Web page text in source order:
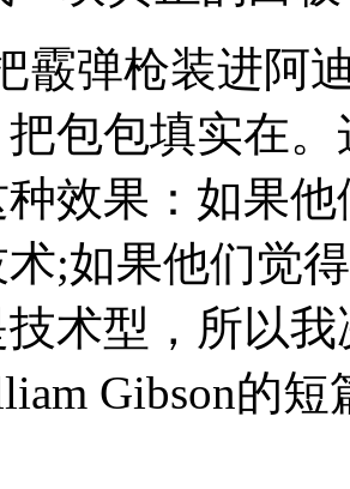
弹枪装进阿迪
把包包填实在
效果：如果
;如果他们觉
术型，所以
Gibson的